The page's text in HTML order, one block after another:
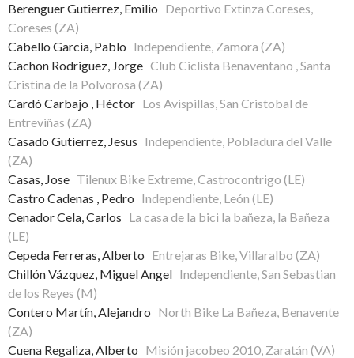
Berenguer Gutierrez, Emilio Deportivo Extinza Coreses,
Coreses (ZA)
Cabello Garcia, Pablo Independiente, Zamora (ZA)
Cachon Rodriguez, Jorge Club Ciclista Benaventano , Santa
Cristina de la Polvorosa (ZA)
Cardó Carbajo , Héctor Los Avispillas, San Cristobal de
Entreviñas (ZA)
Casado Gutierrez, Jesus Independiente, Pobladura del Valle
(ZA)
Casas, Jose Tilenux Bike Extreme, Castrocontrigo (LE)
Castro Cadenas , Pedro Independiente, León (LE)
Cenador Cela, Carlos La casa de la bici la bañeza, la Bañeza
(LE)
Cepeda Ferreras, Alberto Entrejaras Bike, Villaralbo (ZA)
Chillón Vázquez, Miguel Angel Independiente, San Sebastian
de los Reyes (M)
Contero Martín, Alejandro North Bike La Bañeza, Benavente
(ZA)
Cuena Regaliza, Alberto Misión jacobeo 2010, Zaratán (VA)